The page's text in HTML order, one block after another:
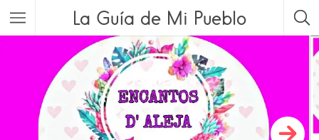
La Guía de Mi Pueblo